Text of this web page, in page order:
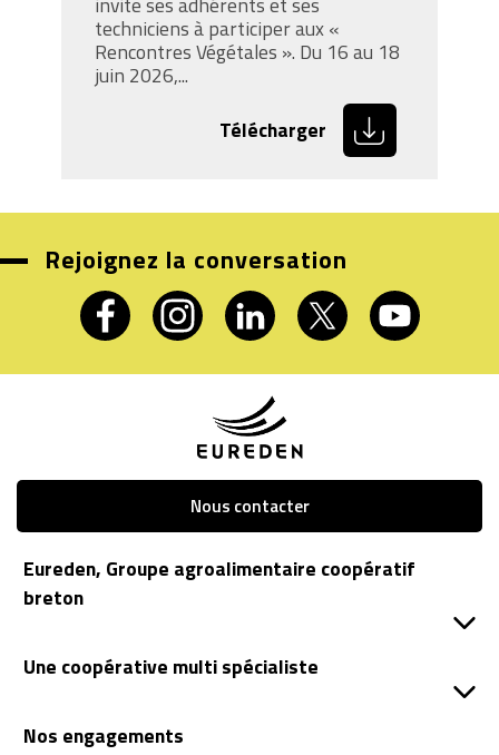
techniciens à participer aux «
Rencontres Végétales ». Du 16 au 18
juin 2026,...
Télécharger
Rejoignez la conversation
Nous contacter
Eureden, Groupe agroalimentaire coopératif
breton
Une coopérative multi spécialiste
Nos engagements